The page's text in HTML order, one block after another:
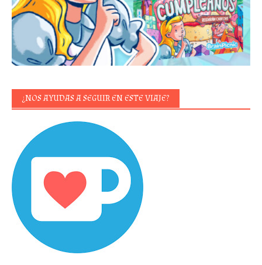
¿NOS AYUDAS A SEGUIR EN ESTE VIAJE?